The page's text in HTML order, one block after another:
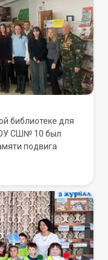
библиотеке для
СШ№ 10 был
подвига